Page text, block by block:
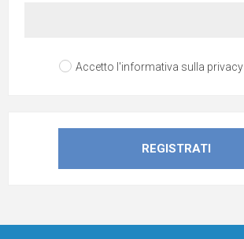
Accetto l'informativa sulla privacy